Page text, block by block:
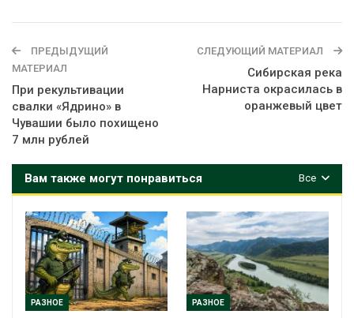
ПРЕДЫДУЩИЙ
МАТЕРИАЛ
При рекультивации
свалки «Ядрино» в
Чувашии было похищено
7 млн рублей
СЛЕДУЮЩИЙ МАТЕРИАЛ
Сибирская река
Нарниста окрасилась в
оранжевый цвет
Все
Вам также могут понравиться
РАЗНОЕ РАЗНОЕ